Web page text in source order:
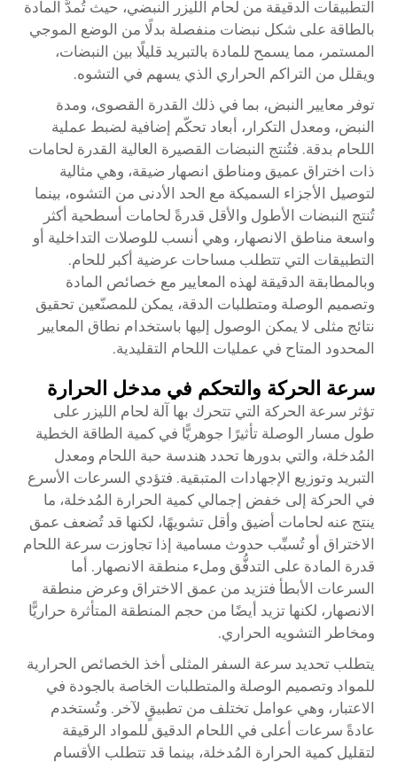
التطبيقات الدقيقة من لحام الليزر النبضي، حيث تُمدَّ المادة
بالطاقة على شكل نبضات منفصلة بدلًا من الوضع الموجي
المستمر، مما يسمح للمادة بالتبريد قليلًا بين النبضات،
ويقلل من التراكم الحراري الذي يسهم في التشوه.
توفر معايير النبض، بما في ذلك القدرة القصوى، ومدة
النبض، ومعدل التكرار، أبعاد تحكّم إضافية لضبط عملية
اللحام بدقة. فتُنتج النبضات القصيرة العالية القدرة لحامات
ذات اختراق عميق ومناطق انصهار ضيقة، وهي مثالية
لتوصيل الأجزاء السميكة مع الحد الأدنى من التشوه، بينما
تُنتج النبضات الأطول والأقل قدرةً لحامات أسطحية أكثر
واسعة مناطق الانصهار، وهي أنسب للوصلات التداخلية أو
التطبيقات التي تتطلب مساحات عرضية أكبر للحام.
وبالمطابقة الدقيقة لهذه المعايير مع خصائص المادة
وتصميم الوصلة ومتطلبات الدقة، يمكن للمصنّعين تحقيق
نتائج مثلى لا يمكن الوصول إليها باستخدام نطاق المعايير
المحدود المتاح في عمليات اللحام التقليدية.
سرعة الحركة والتحكم في مدخل الحرارة
تؤثر سرعة الحركة التي تتحرك بها آلة لحام الليزر على
طول مسار الوصلة تأثيرًا جوهريًّا في كمية الطاقة الخطية
المُدخلة، والتي بدورها تحدد هندسة حبة اللحام ومعدل
التبريد وتوزيع الإجهادات المتبقية. فتؤدي السرعات الأسرع
في الحركة إلى خفض إجمالي كمية الحرارة المُدخلة، ما
ينتج عنه لحامات أضيق وأقل تشويهًا، لكنها قد تُضعف عمق
الاختراق أو تُسبِّب حدوث مسامية إذا تجاوزت سرعة اللحام
قدرة المادة على التدفُّق وملء منطقة الانصهار. أما
السرعات الأبطأ فتزيد من عمق الاختراق وعرض منطقة
الانصهار، لكنها تزيد أيضًا من حجم المنطقة المتأثرة حراريًّا
ومخاطر التشويه الحراري.
يتطلب تحديد سرعة السفر المثلى أخذ الخصائص الحرارية
للمواد وتصميم الوصلة والمتطلبات الخاصة بالجودة في
الاعتبار، وهي عوامل تختلف من تطبيقٍ لآخر. وتُستخدم
عادةً سرعات أعلى في اللحام الدقيق للمواد الرقيقة
لتقليل كمية الحرارة المُدخلة، بينما قد تتطلب الأقسام